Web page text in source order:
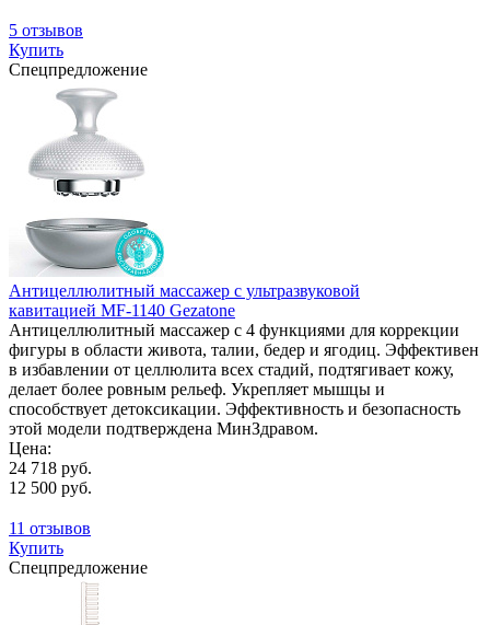
5 отзывов
Купить
Спецпредложение
Антицеллюлитный массажер с ультразвуковой
кавитацией MF-1140 Gezatone
Антицеллюлитный массажер с 4 функциями для коррекции
фигуры в области живота, талии, бедер и ягодиц. Эффективен
в избавлении от целлюлита всех стадий, подтягивает кожу,
делает более ровным рельеф. Укрепляет мышцы и
способствует детоксикации. Эффективность и безопасность
этой модели подтверждена МинЗдравом.
Цена:
24 718 руб.
12 500 руб.
11 отзывов
Купить
Спецпредложение